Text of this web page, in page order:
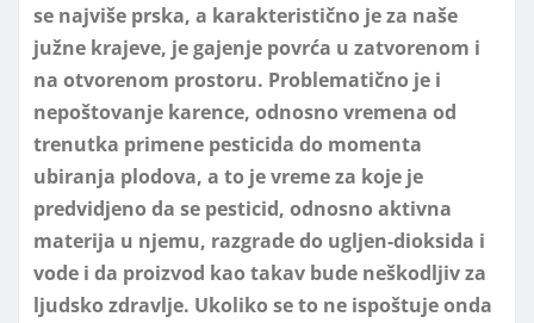
se najviše prska, a karakteristično je za naše
južne krajeve, je gajenje povrća u zatvorenom i
na otvorenom prostoru. Problematično je i
nepoštovanje karence, odnosno vremena od
trenutka primene pesticida do momenta
ubiranja plodova, a to je vreme za koje je
predvidjeno da se pesticid, odnosno aktivna
materija u njemu, razgrade do ugljen-dioksida i
vode i da proizvod kao takav bude neškodljiv za
ljudsko zdravlje. Ukoliko se to ne ispoštuje onda